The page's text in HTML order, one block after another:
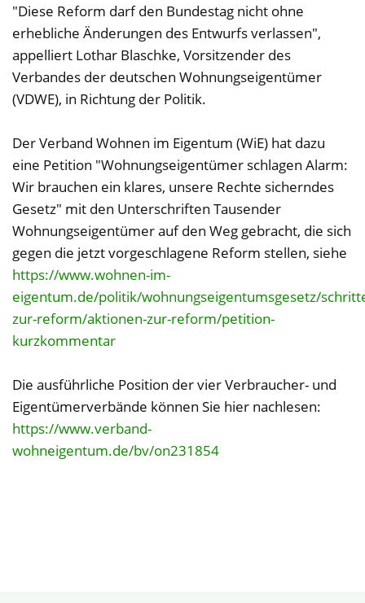
"Diese Reform darf den Bundestag nicht ohne
erhebliche Änderungen des Entwurfs verlassen",
appelliert Lothar Blaschke, Vorsitzender des
Verbandes der deutschen Wohnungseigentümer
(VDWE), in Richtung der Politik.
Der Verband Wohnen im Eigentum (WiE) hat dazu
eine Petition "Wohnungseigentümer schlagen Alarm:
Wir brauchen ein klares, unsere Rechte sicherndes
Gesetz" mit den Unterschriften Tausender
Wohnungseigentümer auf den Weg gebracht, die sich
gegen die jetzt vorgeschlagene Reform stellen, siehe
https://www.wohnen-im-
eigentum.de/politik/wohnungseigentumsgesetz/
zur-reform/aktionen-zur-reform/petition-
kurzkommentar
Die ausführliche Position der vier Verbraucher- und
Eigentümerverbände können Sie hier nachlesen:
https://www.verband-
wohneigentum.de/bv/on231854